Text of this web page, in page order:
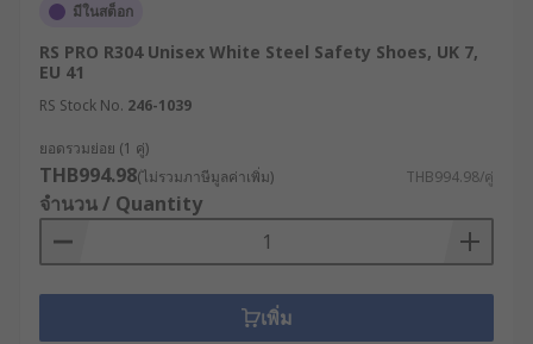
มีในสต็อก
RS PRO R304 Unisex White Steel Safety Shoes, UK 7,
EU 41
RS Stock No. 246-1039
ยอดรวมย่อย (1 คู่)
THB994.98(ไม่รวมภาษีมูลค่าเพิ่ม) THB994.98/คู่
จำนวน / Quantity
เพิ่ม